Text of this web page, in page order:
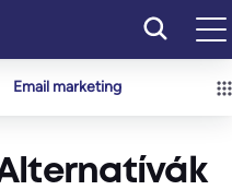
Email marketing